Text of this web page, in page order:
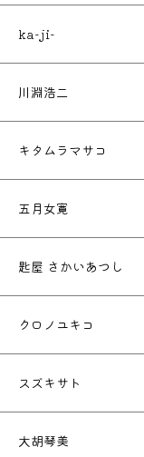
ka-ji-
川淵浩二
キタムラマサコ
五月女寛
匙屋 さかいあつし
クロノユキコ
スズキサト
大胡琴美